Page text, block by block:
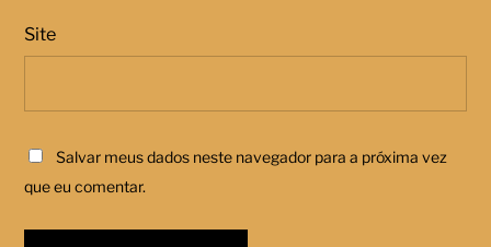
Site
Salvar meus dados neste navegador para a próxima vez
que eu comentar.